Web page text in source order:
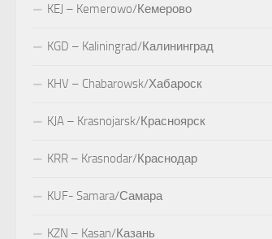
KEJ – Kemerowo/Кемерово
KGD – Kaliningrad/Калининград
KHV – Chabarowsk/Хабароск
KJA – Krasnojarsk/Красноярск
KRR – Krasnodar/Краснодар
KUF- Samara/Самара
KZN – Kasan/Казань